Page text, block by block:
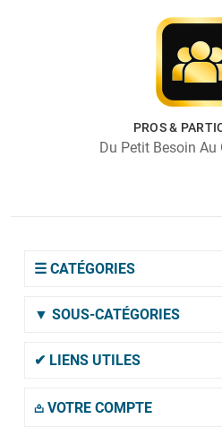
PROS &
Du Petit Besoin Au
☰ CATÉGORIES
▼ SOUS-CATÉGORIES
✔ LIENS UTILES
𖡌 VOTRE COMPTE